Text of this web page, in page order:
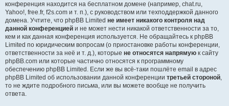
конференция находится на бесплатном домене (например, chat.ru,
Yahoo!, free.fr, f2s.com и т. п.), с руководством или техподдержкой данного
домена. Учтите, что phpBB Limited не имеет никакого контроля над
данной конференцией и не может нести никакой ответственности за то,
кем и как данная конференция используется. Не обращайтесь к phpBB
Limited по юридическим вопросам (о приостановке работы конференции,
ответственности за неё и т. д.), которые не относятся напрямую к сайту
phpBB.com или которые частично относятся к программному
обеспечению phpBB Limited. Если же вы всё-таки пошлёте email в адрес
phpBB Limited об использовании данной конференции третьей стороной,
то не ждите подробного письма, или вы можете вообще не получить
ответа.